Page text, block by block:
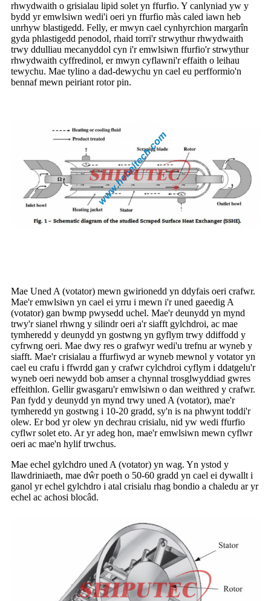
rhwydwaith o grisialau lipid solet yn ffurfio. Y canlyniad yw y
bydd yr emwlsiwn wedi'i oeri yn ffurfio màs caled iawn heb
unrhyw blastigedd. Felly, er mwyn cael cynhyrchion margarîn
gyda phlastigedd penodol, rhaid torri'r strwythur rhwydwaith
trwy ddulliau mecanyddol cyn i'r emwlsiwn ffurfio'r strwythur
rhwydwaith cyffredinol, er mwyn cyflawni'r effaith o leihau
tewychu. Mae tylino a dad-dewychu yn cael eu perfformio'n
bennaf mewn peiriant rotor pin.
Mae Uned A (votator) mewn gwirionedd yn ddyfais oeri crafwr.
Mae'r emwlsiwn yn cael ei yrru i mewn i'r uned gaeedig A
(votator) gan bwmp pwysedd uchel. Mae'r deunydd yn mynd
trwy'r sianel rhwng y silindr oeri a'r siafft gylchdroi, ac mae
tymheredd y deunydd yn gostwng yn gyflym trwy ddiffodd y
cyfrwng oeri. Mae dwy res o grafwyr wedi'u trefnu ar wyneb y
siafft. Mae'r crisialau a ffurfiwyd ar wyneb mewnol y votator yn
cael eu crafu i ffwrdd gan y crafwr cylchdroi cyflym i ddatgelu'r
wyneb oeri newydd bob amser a chynnal trosglwyddiad gwres
effeithlon. Gellir gwasgaru'r emwlsiwn o dan weithred y crafwr.
Pan fydd y deunydd yn mynd trwy uned A (votator), mae'r
tymheredd yn gostwng i 10-20 gradd, sy'n is na phwynt toddi'r
olew. Er bod yr olew yn dechrau crisialu, nid yw wedi ffurfio
cyflwr solet eto. Ar yr adeg hon, mae'r emwlsiwn mewn cyflwr
oeri ac mae'n hylif trwchus.
Mae echel gylchdro uned A (votator) yn wag. Yn ystod y
llawdriniaeth, mae dŵr poeth o 50-60 gradd yn cael ei dywallt i
ganol yr echel gylchdro i atal crisialu rhag bondio a chaledu ar yr
echel ac achosi blocâd.